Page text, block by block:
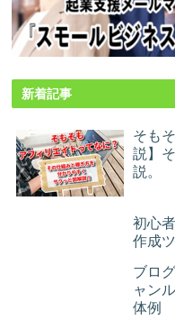
新着記事
そも
説】
説。
初心
作成
ブロ
ャン
体例